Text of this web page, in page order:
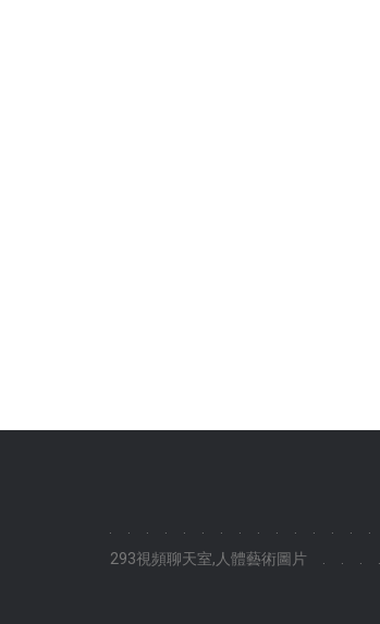
293視頻聊天室,人體藝術圖片